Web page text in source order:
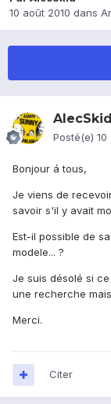
10 août 2010 dans
AlecSkid
Posté(e) 10
Bonjour á tous,
Je viens de
savoir s'il y avait
Est-il possible de
modele... ?
Je suis désolé si
une recherche
Merci.
Citer